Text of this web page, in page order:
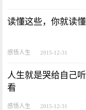
读懂这些，你就读
感悟人生 2015-12-31
人生就是哭给自己
看
感悟人生 2015-12-31